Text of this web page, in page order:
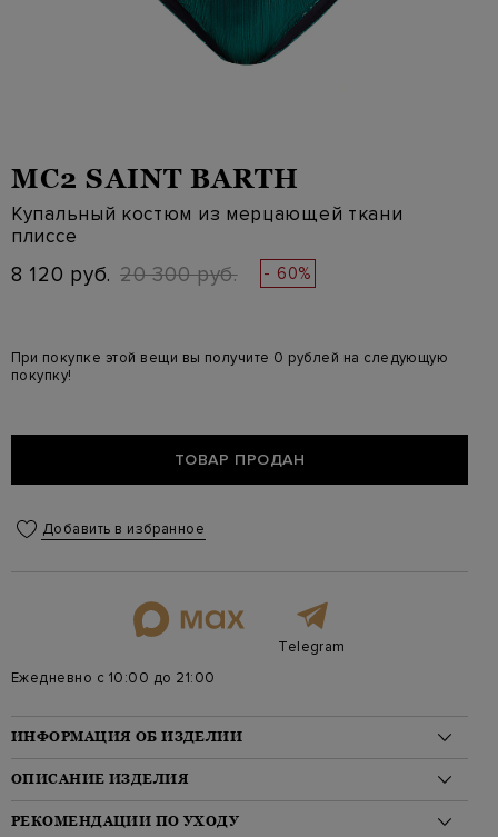
MC2 SAINT BARTH
Купальный костюм из мерцающей ткани
плиссе
8 120 руб. 20 300 руб. - 60%
При покупке этой вещи вы получите 0 рублей на следующую
покупку!
ТОВАР ПРОДАН
Добавить в избранное
Telegram
Ежедневно с 10:00 до 21:00
ИНФОРМАЦИЯ ОБ ИЗДЕЛИИ
Материал: полиэстер 100%
На модели: 175/81/61/91 на модели размер M
Стиль: Слитные купальники
Цвет: Зеленый
ОПИСАНИЕ ИЗДЕЛИЯ
Слитный купальный костюм от MC2 Saint Barth вошел в линию
РЕКОМЕНДАЦИИ ПО УХОДУ